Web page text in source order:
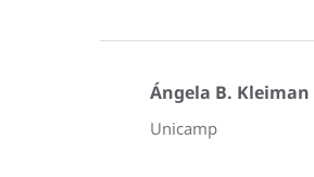
Ángela B. Kleiman
Unicamp